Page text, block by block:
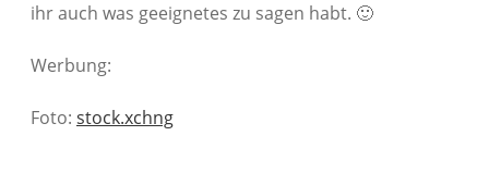
ihr auch was geeignetes zu sagen habt. 🙂
Werbung:
Foto: stock.xchng